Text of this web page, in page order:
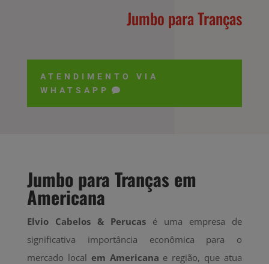
Jumbo para Tranças
ATENDIMENTO VIA
WHATSAPP
Jumbo para Tranças em
Americana
Elvio Cabelos & Perucas é uma empresa de
significativa importância econômica para o
mercado local em Americana e região, que atua